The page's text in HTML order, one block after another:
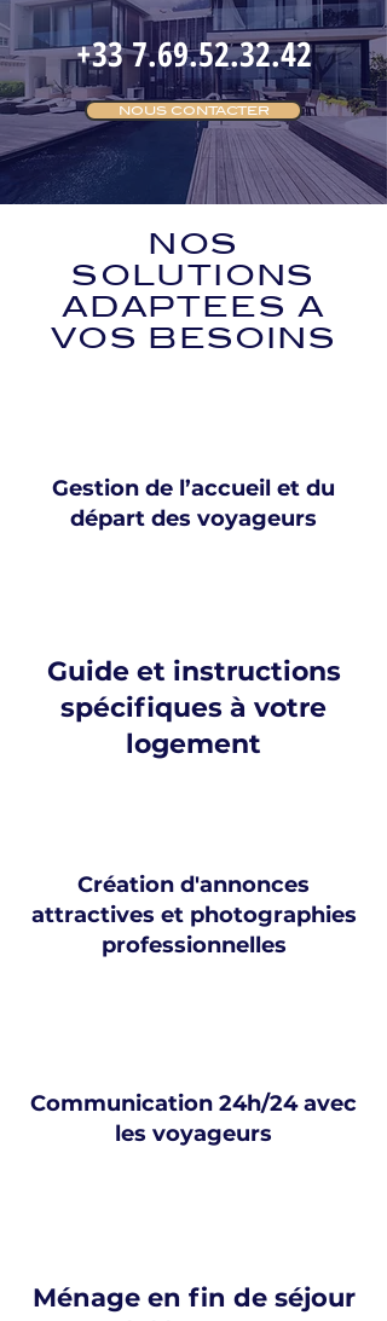
+33 7.69.52.32.42
NOUS CONTACTER
NOS
SOLUTIONS
ADAPTEES A
VOS BESOINS
Gestion de l’accueil et du
départ des voyageurs
Guide et instructions
spécifiques à votre
logement
Création d'annonces
attractives et photographies
professionnelles
Communication 24h/24 avec
les voyageurs
Ménage en fin de séjour